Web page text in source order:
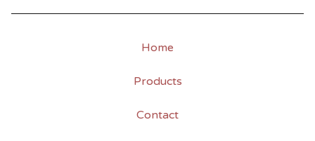
Home
Products
Contact